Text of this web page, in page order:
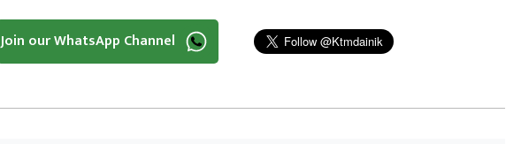
Join our WhatsApp Channel